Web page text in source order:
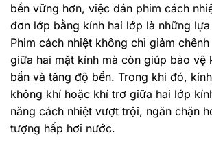
bền vững hơn, việc dán phim cách
đơn lớp bằng kính hai lớp là những
Phim cách nhiệt không chỉ giảm
giữa hai mặt kính mà còn giúp bảo vệ
bẩn và tăng độ bền. Trong khi đó,
không khí hoặc khí trơ giữa hai lớp
năng cách nhiệt vượt trội, ngăn chặn
tượng hấp hơi nước.